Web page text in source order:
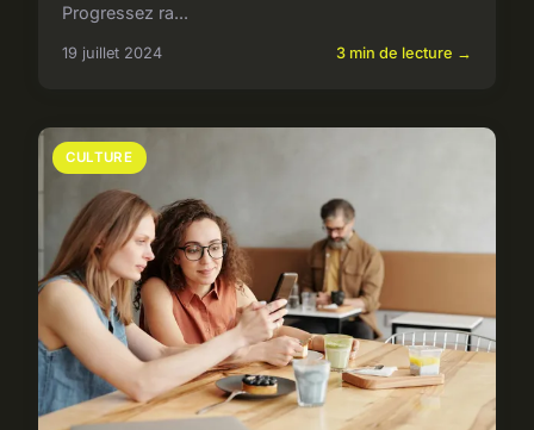
Progressez ra...
19 juillet 2024 3 min de lecture →
CULTURE